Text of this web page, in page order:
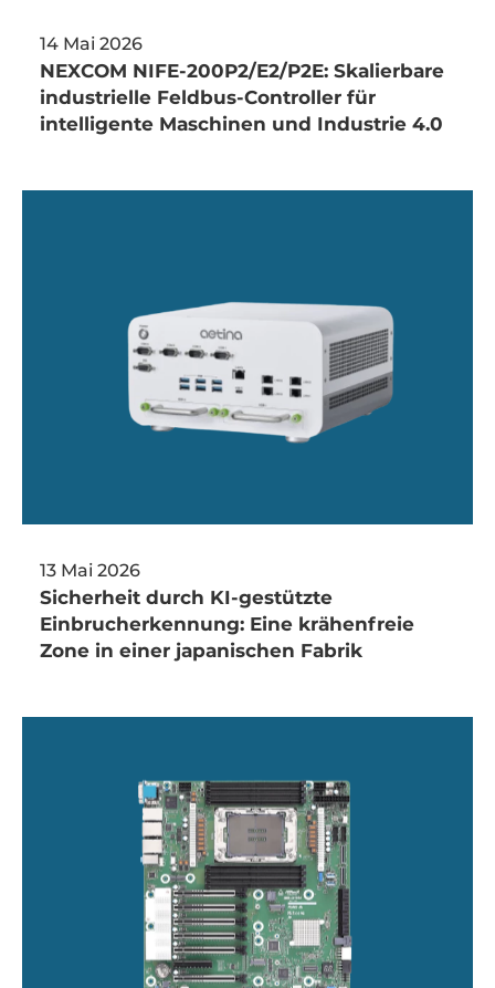
14 Mai 2026
NEXCOM NIFE-200P2/E2/P2E: Skalierbare
industrielle Feldbus-Controller für
intelligente Maschinen und Industrie 4.0
13 Mai 2026
Sicherheit durch KI-gestützte
Einbrucherkennung: Eine krähenfreie
Zone in einer japanischen Fabrik